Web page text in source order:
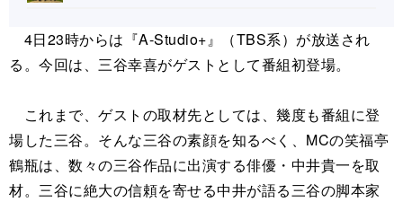
4日23時からは『A-Studio+』（TBS系）が放送され
る。今回は、三谷幸喜がゲストとして番組初登場。
これまで、ゲストの取材先としては、幾度も番組に登
場した三谷。そんな三谷の素顔を知るべく、MCの笑福亭
鶴瓶は、数々の三谷作品に出演する俳優・中井貴一を取
材。三谷に絶大の信頼を寄せる中井が語る三谷の脚本家